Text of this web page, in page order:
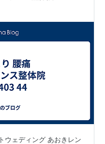
ウェディング あおきレン